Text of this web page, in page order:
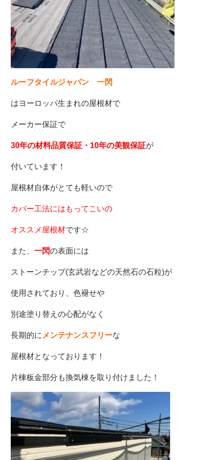
ルーフタイルジャパン 一閃
はヨーロッパ生まれの屋根材で
メーカー保証で
30年の材料品質保証・10年の美観保証が
付いています！
屋根材自体がとても軽いので
カバー工法にはもってこいの
オススメ屋根材です☆
また、一閃の表面には
ストーンチップ(玄武岩などの天然石の石粒)が
使用されており、色褪せや
別途塗り替えの心配がなく
長期的に メンテナンスフリーな
屋根材となっております！
片棟板金部分も換気棟を取り付けました！